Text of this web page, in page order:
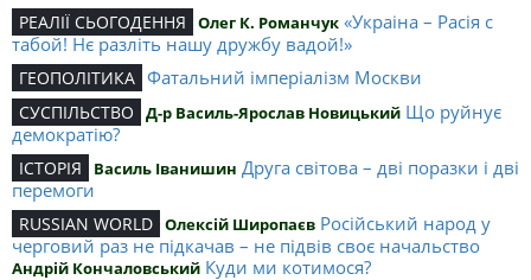
РЕАЛІЇ СЬОГОДЕННЯ Олег К. Романчук «Украіна – Расія с
табой! Нє разліть нашу дружбу вадой!»
ГЕОПОЛІТИКА Фатальний імперіалізм Москви
СУСПІЛЬСТВО Д-р Василь-Ярослав Новицький Що руйнує
демократію?
ІСТОРІЯ Василь Іванишин Друга світова – дві поразки і дві
перемоги
RUSSIAN WORLD Олексій Широпаєв Російський народ у
черговий раз не підкачав – не підвів своє начальство
Андрій Кончаловський Куди ми котимося?